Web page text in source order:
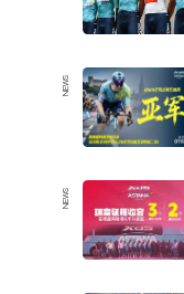
NEWS
NEWS